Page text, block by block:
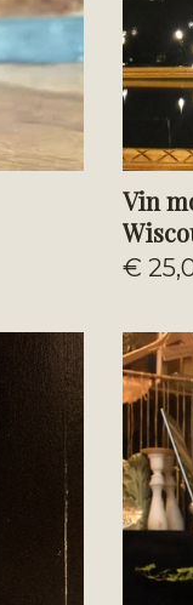
Vin
€